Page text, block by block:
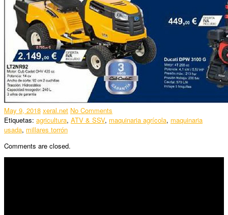
May 9, 2018 xeral.net No Comments
Etiquetas: agricultura, ATV & SSV, maquinaria agrícola, maquinaria
usada, millares torrón
Comments are closed.